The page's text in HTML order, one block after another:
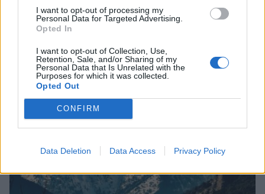
I want to opt-out of processing my
Personal Data for Targeted Advertising.
Opted In
I want to opt-out of Collection, Use,
Retention, Sale, and/or Sharing of my
Personal Data that Is Unrelated with the
Purposes for which it was collected.
Opted Out
CONFIRM
Data Deletion Data Access Privacy Policy
30/07/2026 08:59